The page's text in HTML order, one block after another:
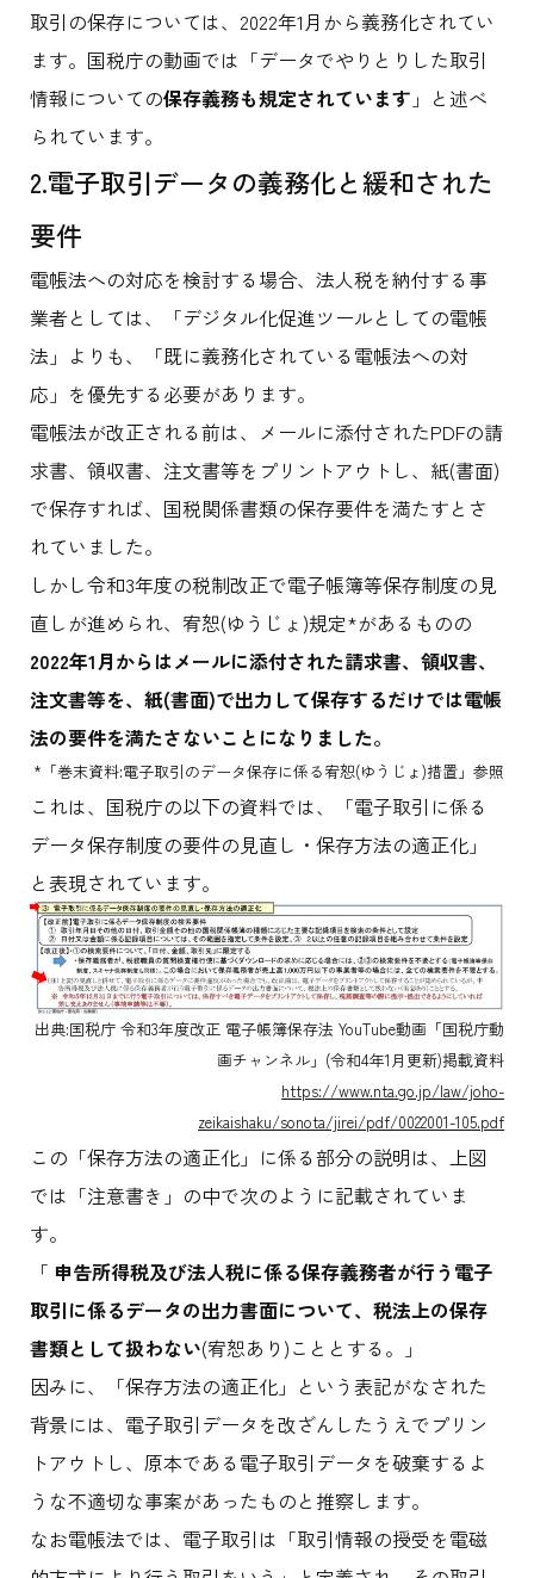
取引の保存については、2022年1月から義務化されてい
ます。国税庁の動画では「データでやりとりした取引
情報についての保存義務も規定されています 」と述べ
られています。
2.電子取引データの義務化と緩和された
要件
電帳法への対応を検討する場合、法人税を納付する事
業者としては、「デジタル化促進ツールとしての電帳
法」よりも、「既に義務化されている電帳法への対
応」を優先する必要があります。
電帳法が改正される前は、メールに添付されたPDFの請
求書、領収書、注文書等をプリントアウトし、紙(書面)
で保存すれば、国税関係書類の保存要件を満たすとさ
れていました。
しかし令和3年度の税制改正で電子帳簿等保存制度の見
直しが進められ、宥恕(ゆうじょ)規定*があるものの
2022年1月からはメールに添付された請求書、領収書、
注文書等を、紙(書面)で出力して保存するだけでは電帳
法の要件を満たさないことになりました。
*「巻末資料:電子取引のデータ保存に係る宥恕(ゆうじょ)措置」参照
これは、国税庁の以下の資料では、「電子取引に係る
データ保存制度の要件の見直し・保存方法の適正化」
と表現されています。
出典:国税庁 令和3年度改正 電子帳簿保存法 YouTube動画「国税庁動
画チャンネル」(令和4年1月更新)掲載資料
https://www.nta.go.jp/law/joho-
zeikaishaku/sonota/jirei/pdf/0022001-105.pdf
この「保存方法の適正化」に係る部分の説明は、上図
では「注意書き」の中で次のように記載されていま
す。
「 申告所得税及び法人税に係る保存義務者が行う電子
取引に係るデータの出力書面について、税法上の保存
書類として扱わない(宥恕あり)こととする。」
因みに、「保存方法の適正化」という表記がなされた
背景には、電子取引データを改ざんしたうえでプリン
トアウトし、原本である電子取引データを破棄するよ
うな不適切な事案があったものと推察します。
なお電帳法では、電子取引は「取引情報の授受を電磁